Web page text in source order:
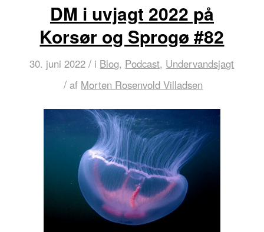
DM i uvjagt 2022 på
Korsør og Sprogø #82
30. juni 2022 / i Blog, Podcast, Undervandsjagt
/ af Morten Rosenvold Villadsen